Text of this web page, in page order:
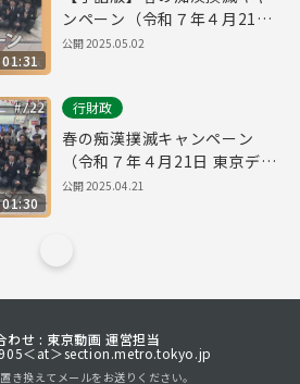
01:31
ンペーン（令和７年４月21日
東京デイリーニュース
公開2025.05.02
01:30
行財政
春の痴漢撲滅キャンペーン
（令和７年４月21日 東京デイ
リーニュース No.722）
公開2025.04.21
わせ : 東京動画 運営担当
＜at＞section.metro.tokyo.jp
換えてメールをお送りください。